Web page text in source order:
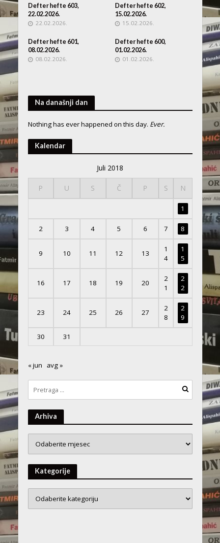
Defter hefte 603,
22.02.2026.
22.02.2026.
Defter hefte 602,
15.02.2026.
15.02.2026.
Defter hefte 601,
08.02.2026.
08.02.2026.
Defter hefte 600,
01.02.2026.
01.02.2026.
Na današnji dan
Nothing has ever happened on this day. Ever.
Kalendar
Juli 2018
P U S Č P S N
1
2 3 4 5 6 7 8
9 10 11 12 13
1
4
1
5
16 17 18 19 20
2
1
2
2
23 24 25 26 27
2
8
2
9
30 31
« jun avg »
Arhiva
Kategorije